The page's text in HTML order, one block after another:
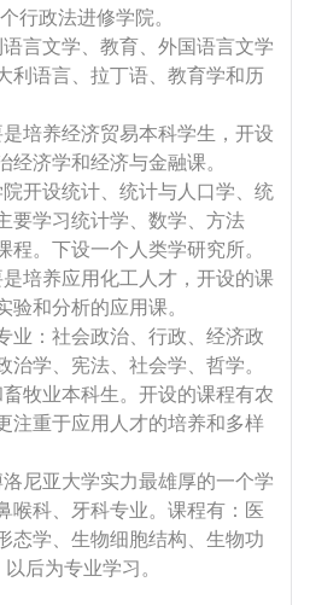
行政法进修学院。
言文学、教育、外国语言文学
利语言、拉丁语、教育学和历
培养经济贸易本科学生，开设
经济学和经济与金融课。
开设统计、统计与人口学、统
要学习统计学、数学、方法
程。下设一个人类学研究所。
培养应用化工人才，开设的课
验和分析的应用课。
业：社会政治、行政、经济政
治学、宪法、社会学、哲学。
牧业本科生。开设的课程有农
注重于应用人才的培养和多样
尼亚大学实力最雄厚的一个学
喉科、牙科专业。课程有：医
态学、生物细胞结构、生物功
后为专业学习。